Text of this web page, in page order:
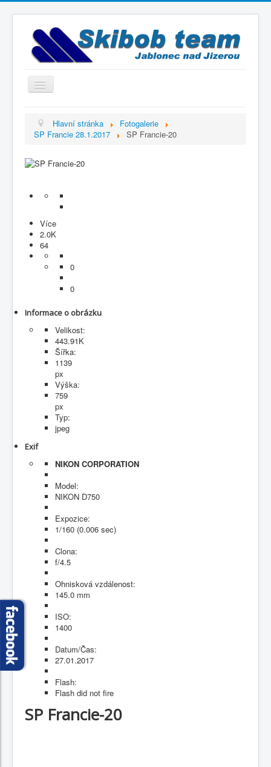
Přepnout
navigaci
Historie
Kontakty
Výsledky
Videogalerie
Fotogalerie
Hlavní stránka
Fotogalerie
SP Francie 28.1.2017
SP Francie-20
Více
2.0K
64
0
0
Informace o obrázku
Velikost:
443.91K
Šířka:
1139
px
Výška:
759
px
Typ:
jpeg
Exif
NIKON CORPORATION
Model:
NIKON D750
Expozice:
1/160 (0.006 sec)
Clona:
f/4.5
Ohnisková vzdálenost:
145.0 mm
ISO:
1400
Datum/Čas:
27.01.2017
Flash:
Flash did not fire
SP Francie-20